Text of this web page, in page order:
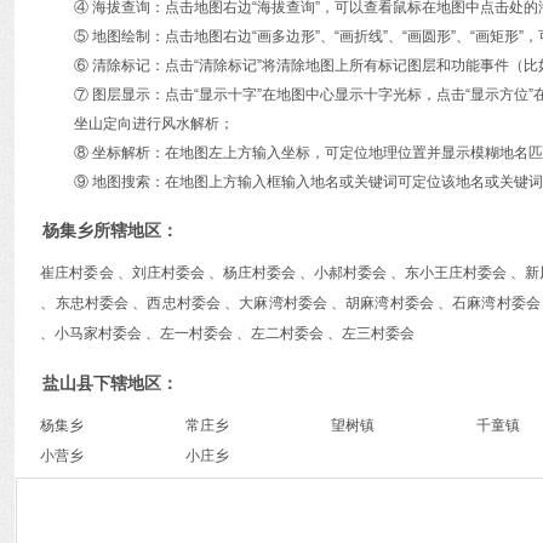
④ 海拔查询：点击地图右边“海拔查询”，可以查看鼠标在地图中点击处
⑤ 地图绘制：点击地图右边“画多边形”、“画折线”、“画圆形”、“画矩形
⑥ 清除标记：点击“清除标记”将清除地图上所有标记图层和功能事件（
⑦ 图层显示：点击“显示十字”在地图中心显示十字光标，点击“显示方位
坐山定向进行风水解析；
⑧ 坐标解析：在地图左上方输入坐标，可定位地理位置并显示模糊地名
⑨ 地图搜索：在地图上方输入框输入地名或关键词可定位该地名或关键
杨集乡所辖地区：
崔庄村委会 、刘庄村委会 、杨庄村委会 、小郝村委会 、东小王庄村委会 、
、东忠村委会 、西忠村委会 、大麻湾村委会 、胡麻湾村委会 、石麻湾村委
、小马家村委会 、左一村委会 、左二村委会 、左三村委会
盐山县下辖地区：
杨集乡 常庄乡 望树镇
千童镇
小营乡
小庄乡